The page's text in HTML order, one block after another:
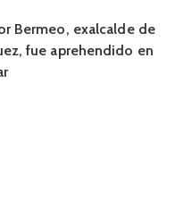
Bermeo, exalcalde de
fue aprehendido en